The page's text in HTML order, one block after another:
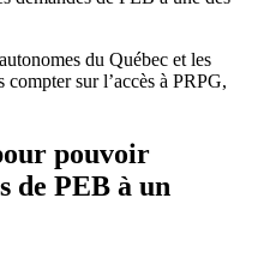
du Québec et les
sur l’accès à PRPG,
pouvoir
de PEB à un